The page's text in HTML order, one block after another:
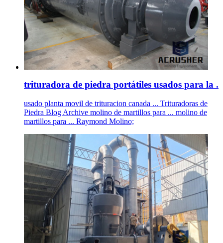
trituradora de piedra portátiles usados para la .
usado planta movil de trituracion canada ... Trituradoras de
Piedra Blog Archive molino de martillos para ... molino de
martillos para ... Raymond Molino;